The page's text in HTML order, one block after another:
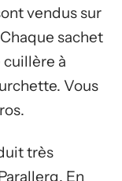
vendus sur
sachet
à
Vous
très
En